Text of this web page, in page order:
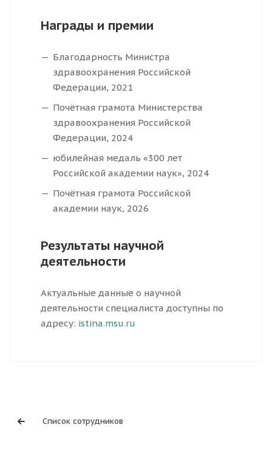
Награды и премии
Благодарность Министра
здравоохранения Российской
Федерации, 2021
Почётная грамота Министерства
здравоохранения Российской
Федерации, 2024
юбилейная медаль «300 лет
Российской академии наук», 2024
Почётная грамота Российской
академии наук, 2026
Результаты научной
деятельности
Актуальные данные о научной
деятельности специалиста доступны по
адресу: istina.msu.ru
Список сотрудников